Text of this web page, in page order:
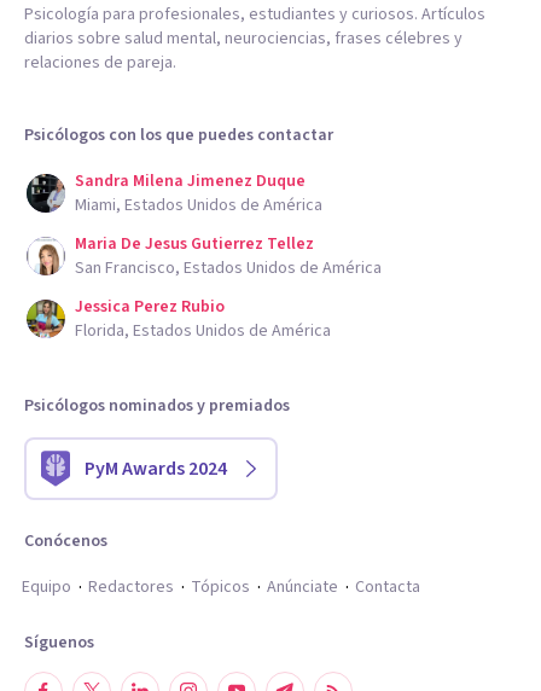
Psicología para profesionales, estudiantes y curiosos. Artículos
diarios sobre salud mental, neurociencias, frases célebres y
relaciones de pareja.
Psicólogos con los que puedes contactar
Sandra Milena Jimenez Duque
Miami, Estados Unidos de América
Maria De Jesus Gutierrez Tellez
San Francisco, Estados Unidos de América
Jessica Perez Rubio
Florida, Estados Unidos de América
Psicólogos nominados y premiados
PyM Awards 2024
Conócenos
Equipo
Redactores Tópicos Anúnciate Contacta
Síguenos